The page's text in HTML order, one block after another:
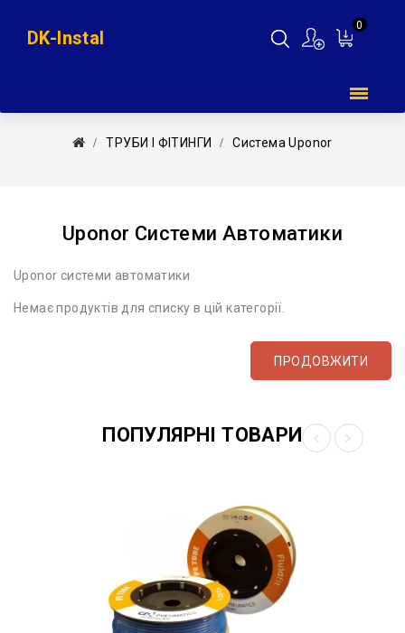
0
DK-Instal
ТРУБИ І ФІТИНГИ Система Uponor
Uponor Системи Автоматики
Uponor системи автоматики
Немає продуктів для списку в цій категорії.
ПРОДОВЖИТИ
ПОПУЛЯРНІ ТОВАРИ